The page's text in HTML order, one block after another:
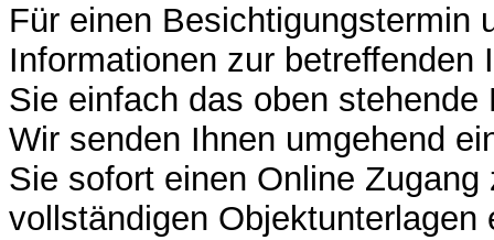
Für einen Besichtigungstermin
Informationen zur betreffenden
Sie einfach das oben stehende
Wir senden Ihnen umgehend
Sie sofort einen Online Zugang
vollständigen Objektunterlagen